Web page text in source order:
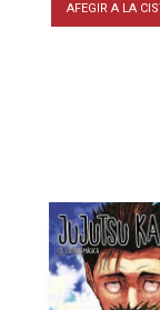
AFEGIR A LA